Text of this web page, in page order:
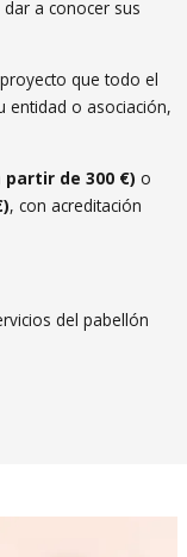
a conocer sus
que todo el
entidad o asociación,
de 300 €) o
, con acreditación
del pabellón